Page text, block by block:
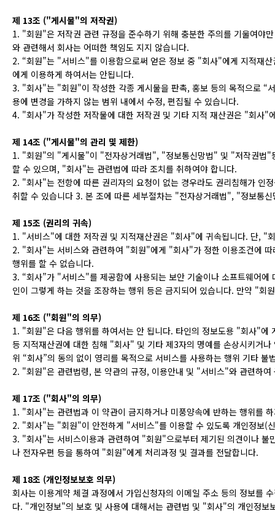
제 13조 ("게시물"의 저작권)
1. "회원"은 저작권 관련 규정을 준수하기 위해 충분한 주의를 기울여야
와 관련해서 회사는 어떠한 책임도 지지 않습니다.
2. “회원”는 "서비스"를 이용함으로써 얻은 정보 중 "회사"에게 지적재
에게 이용하게 하여서는 안됩니다.
3. "회사"는 "회원"이 작성한 각종 게시물을 판촉, 홍보 등의 목적으로 “
용에 변경을 가하지 않는 범위 내에서 수정, 편집될 수 있습니다.
4. "회사"가 작성한 저작물에 대한 저작권 및 기타 지적 재산권은 "회사"
제 14조 ("게시물"의 관리 및 제한)
1. "회원"의 "게시물"이 "전자상거래법", "정보통신망법" 및 "저작권법"
할 수 있으며, "회사"는 관련법에 따라 조치를 취하여야 합니다.
2. "회사"는 전항에 따른 권리자의 요청이 없는 경우라도 권리침해가 인
취할 수 있습니다 3. 본 조에 따른 세부절차는 "전자상거래법", "정보통
제 15조 (권리의 귀속)
1. "서비스"에 대한 저작권 및 지적재산권은 "회사"에 귀속됩니다. 단, "
2. "회사"는 서비스와 관련하여 "회원"에게 "회사"가 정한 이용조건에
행위를 할 수 없습니다.
3. “회사”가 "서비스"를 제공함에 사용되는 보안 기술이나 소프트웨어
인이 그렇게 하는 것을 조장하는 행위 등은 금지되어 있습니다. 만약 "
제 16조 ("회원"의 의무)
1. "회원"은 다음 행위를 하여서는 안 됩니다. 타인의 정보도용 "회사"
등 지적재산권에 대한 침해 "회사" 및 기타 제3자의 명예를 손상시키거
위 “회사”의 동의 없이 영리를 목적으로 서비스를 사용하는 행위 기타 불
2. "회원"은 관련법령, 본 약관의 규정, 이용안내 및 "서비스"와 관련하
제 17조 ("회사"의 의무)
1. "회사"는 관련법과 이 약관이 금지하거나 미풍양속에 반하는 행위를
2. "회사"는 "회원"이 안전하게 "서비스"를 이용할 수 있도록 개인정보(
3. "회사"는 서비스이용과 관련하여 "회원"으로부터 제기된 의견이나 불
나 전자우편 등을 통하여 "회원"에게 처리과정 및 결과를 전달합니다.
제 18조 (개인정보보호 의무)
회사는 이용계약 체결 과정에서 가입신청자의 이메일 주소 등의 정보를
다. "개인정보"의 보호 및 사용에 대해서는 관련법 및 "회사"의 개인정보